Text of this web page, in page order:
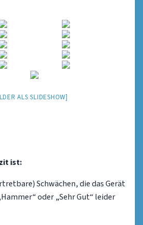
ALS SLIDESHOW]
ist:
Schwächen, die das Gerät
oder „Sehr Gut“ leider